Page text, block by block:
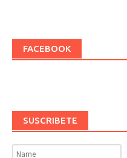
FACEBOOK
SUSCRIBETE